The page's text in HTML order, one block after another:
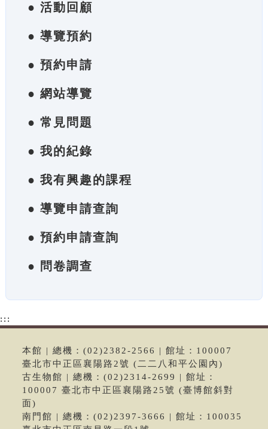
● 活動回顧
● 導覽預約
● 預約申請
● 網站導覽
● 常見問題
● 我的紀錄
● 我有興趣的課程
● 導覽申請查詢
● 預約申請查詢
● 問卷調查
:::
本館 | 總機：(02)2382-2566 | 館址：100007
臺北市中正區襄陽路2號 (二二八和平公園內)
古生物館 | 總機：(02)2314-2699 | 館址：
100007 臺北市中正區襄陽路25號 (臺博館斜對
面)
南門館 | 總機：(02)2397-3666 | 館址：100035